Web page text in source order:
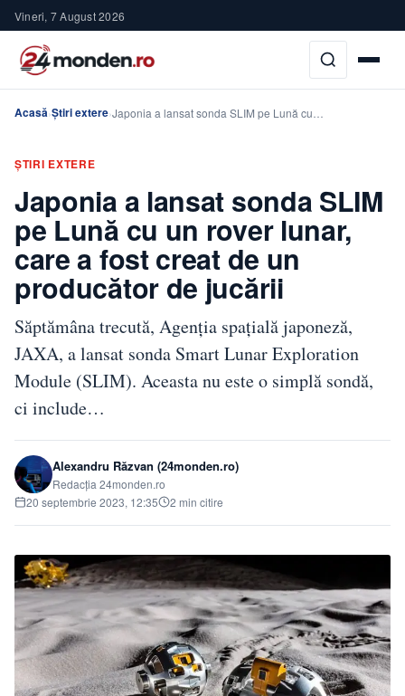
Vineri, 7 August 2026
Acasă›Știri extere›Japonia a lansat sonda SLIM pe Lună cu…
ȘTIRI EXTERE
Japonia a lansat sonda SLIM
pe Lună cu un rover lunar,
care a fost creat de un
producător de jucării
Săptămâna trecută, Agenția spațială japoneză,
JAXA, a lansat sonda Smart Lunar Exploration
Module (SLIM). Aceasta nu este o simplă sondă,
ci include…
Alexandru Răzvan (24monden.ro)
Redacția 24monden.ro
20 septembrie 2023, 12:35
2 min citire